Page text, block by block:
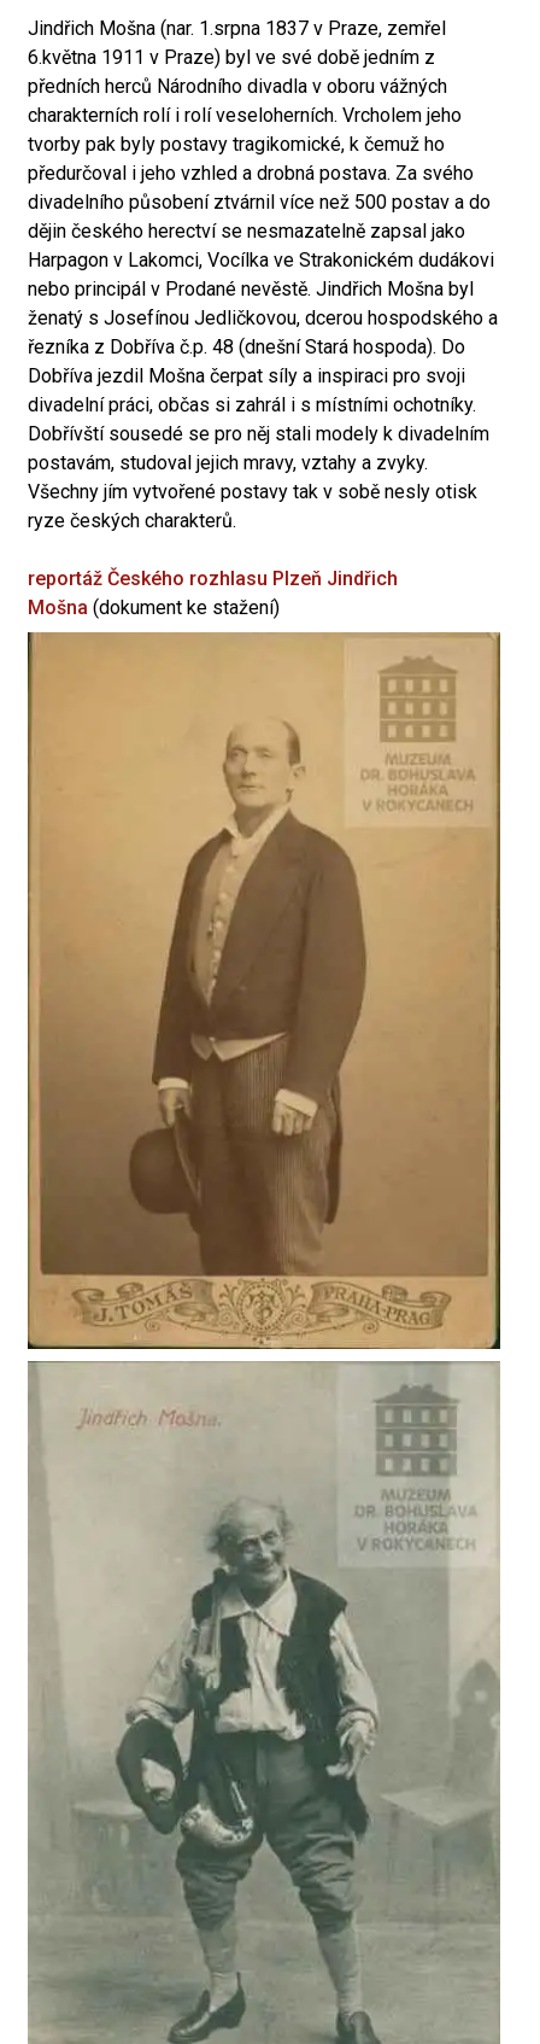
Jindřich Mošna (nar. 1.srpna 1837 v Praze, zemřel
6.května 1911 v Praze) byl ve své době jedním z
předních herců Národního divadla v oboru vážných
charakterních rolí i rolí veseloherních. Vrcholem jeho
tvorby pak byly postavy tragikomické, k čemuž ho
předurčoval i jeho vzhled a drobná postava. Za svého
divadelního působení ztvárnil více než 500 postav a do
dějin českého herectví se nesmazatelně zapsal jako
Harpagon v Lakomci, Vocílka ve Strakonickém dudákovi
nebo principál v Prodané nevěstě. Jindřich Mošna byl
ženatý s Josefínou Jedličkovou, dcerou hospodského a
řezníka z Dobříva č.p. 48 (dnešní Stará hospoda). Do
Dobříva jezdil Mošna čerpat síly a inspiraci pro svoji
divadelní práci, občas si zahrál i s místními ochotníky.
Dobřívští sousedé se pro něj stali modely k divadelním
postavám, studoval jejich mravy, vztahy a zvyky.
Všechny jím vytvořené postavy tak v sobě nesly otisk
ryze českých charakterů.
reportáž Českého rozhlasu Plzeň Jindřich
Mošna (dokument ke stažení)